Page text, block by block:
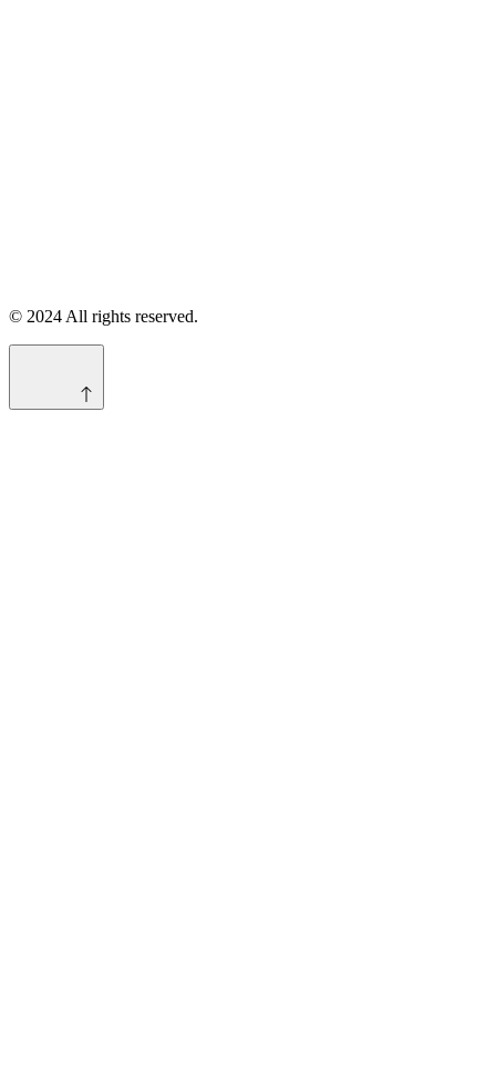
© 2024 All rights reserved.